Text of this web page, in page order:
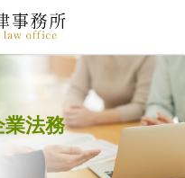
業法務